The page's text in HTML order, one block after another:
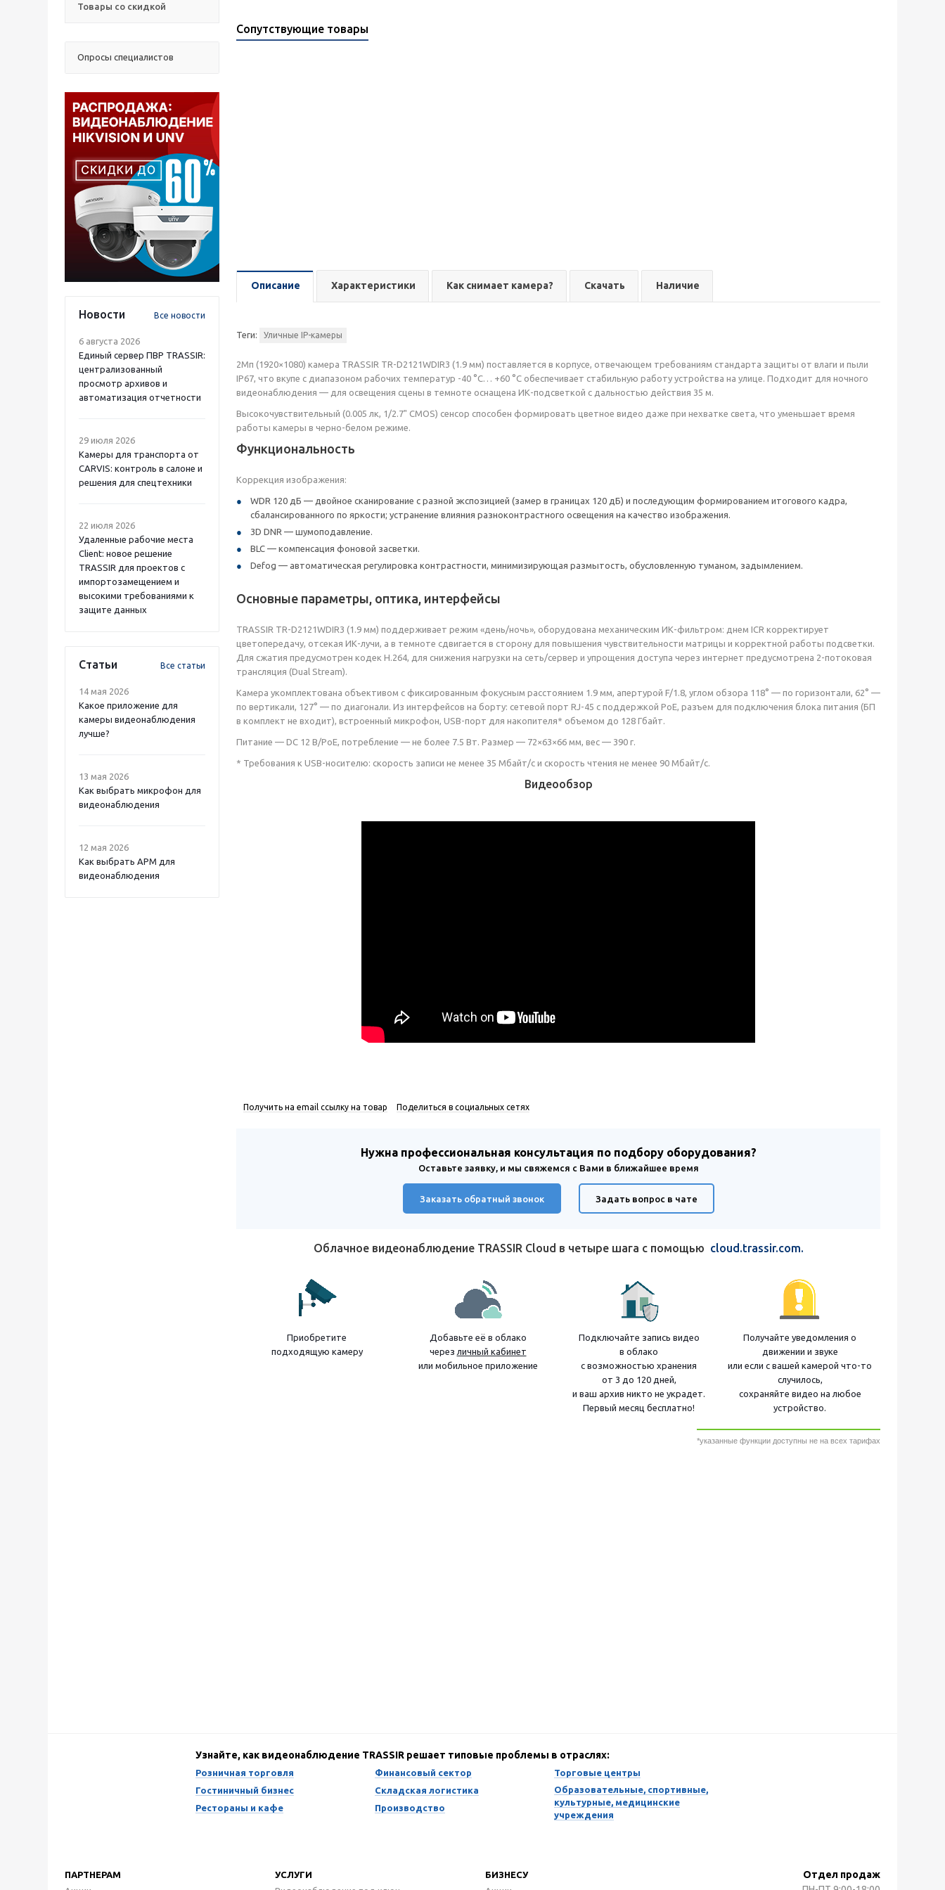
Товары со скидкой
Опросы специалистов
Новости Все новости
6 августа 2026
Единый сервер ПВР TRASSIR:
централизованный
просмотр архивов и
автоматизация отчетности
29 июля 2026
Камеры для транспорта от
CARVIS: контроль в салоне и
решения для спецтехники
22 июля 2026
Удаленные рабочие места
Client: новое решение
TRASSIR для проектов с
импортозамещением и
высокими требованиями к
защите данных
Статьи Все статьи
14 мая 2026
Какое приложение для
камеры видеонаблюдения
лучше?
13 мая 2026
Как выбрать микрофон для
видеонаблюдения
12 мая 2026
Как выбрать APM для
видеонаблюдения
Сопутствующие товары
Описание Характеристики Как снимает камера? Скачать Наличие
Теги: Уличные IP-камеры
2Мп (1920×1080) камера TRASSIR TR-D2121WDIR3 (1.9 мм) поставляется в корпусе, отвечающем требованиям стандарта защиты от влаги и пыли
IP67, что вкупе с диапазоном рабочих температур -40 °C… +60 °C обеспечивает стабильную работу устройства на улице. Подходит для ночного
видеонаблюдения — для освещения сцены в темноте оснащена ИК-подсветкой с дальностью действия 35 м.
Высокочувствительный (0.005 лк, 1/2.7" CMOS) сенсор способен формировать цветное видео даже при нехватке света, что уменьшает время
работы камеры в черно-белом режиме.
Функциональность
Коррекция изображения:
WDR 120 дБ — двойное сканирование с разной экспозицией (замер в границах 120 дБ) и последующим формированием итогового кадра,
сбалансированного по яркости; устранение влияния разноконтрастного освещения на качество изображения.
3D DNR — шумоподавление.
BLC — компенсация фоновой засветки.
Defog — автоматическая регулировка контрастности, минимизирующая размытость, обусловленную туманом, задымлением.
Основные параметры, оптика, интерфейсы
TRASSIR TR-D2121WDIR3 (1.9 мм) поддерживает режим «день/ночь», оборудована механическим ИК-фильтром: днем ICR корректирует
цветопередачу, отсекая ИК-лучи, а в темноте сдвигается в сторону для повышения чувствительности матрицы и корректной работы подсветки.
Для сжатия предусмотрен кодек H.264, для снижения нагрузки на сеть/сервер и упрощения доступа через интернет предусмотрена 2-потоковая
трансляция (Dual Stream).
Камера укомплектована объективом с фиксированным фокусным расстоянием 1.9 мм, апертурой F/1.8, углом обзора 118° — по горизонтали, 62° —
по вертикали, 127° — по диагонали. Из интерфейсов на борту: сетевой порт RJ-45 с поддержкой PoE, разъем для подключения блока питания (БП
в комплект не входит), встроенный микрофон, USB-порт для накопителя* объемом до 128 Гбайт.
Питание — DC 12 В/PoE, потребление — не более 7.5 Вт. Размер — 72×63×66 мм, вес — 390 г.
* Требования к USB-носителю: скорость записи не менее 35 Мбайт/с и скорость чтения не менее 90 Мбайт/с.
Видеообзор
Получить на email ссылку на товар Поделиться в социальных сетях
Нужна профессиональная консультация по подбору оборудования?
Оставьте заявку, и мы свяжемся с Вами в ближайшее время
Заказать обратный звонок Задать вопрос в чате
Облачное видеонаблюдение TRASSIR Cloud в четыре шага с помощью cloud.trassir.com.
Приобретите
подходящую камеру
Добавьте её в облако
через личный кабинет
или мобильное приложение
Подключайте запись видео
в облако
с возможностью хранения
от 3 до 120 дней,
и ваш архив никто не украдет.
Первый месяц бесплатно!
Получайте уведомления о
движении и звуке
или если с вашей камерой что-то
случилось,
сохраняйте видео на любое
устройство.
*указанные функции доступны не на всех тарифах
Узнайте, как видеонаблюдение TRASSIR решает типовые проблемы в отраслях:
Розничная торговля
Гостиничный бизнес
Рестораны и кафе
Финансовый сектор
Складская логистика
Производство
Торговые центры
Образовательные, спортивные,
культурные, медицинские
учреждения
ПАРТНЕРАМ
УСЛУГИ
БИЗНЕСУ
Отдел продаж